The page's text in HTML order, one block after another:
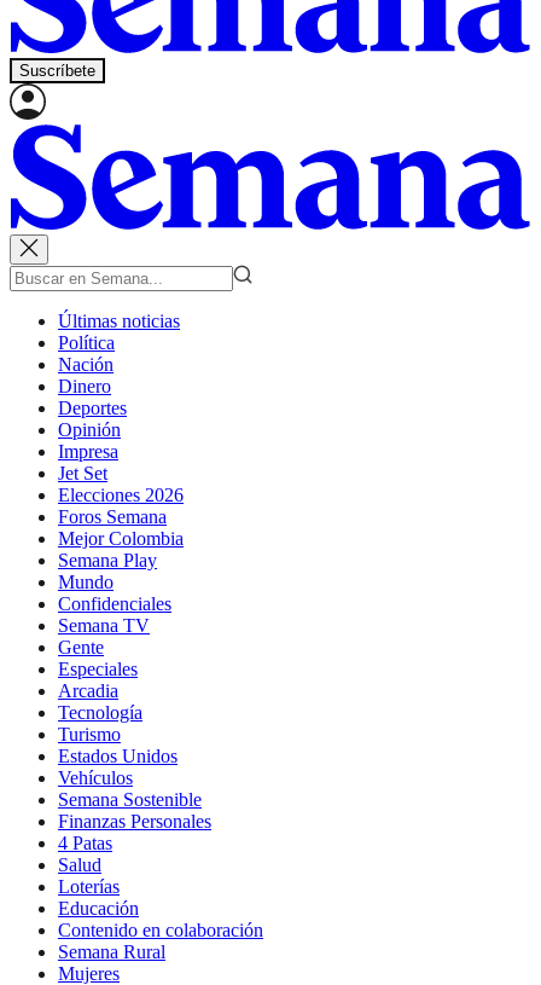
Suscríbete
Últimas noticias
Política
Nación
Dinero
Deportes
Opinión
Impresa
Jet Set
Elecciones 2026
Foros Semana
Mejor Colombia
Semana Play
Mundo
Confidenciales
Semana TV
Gente
Especiales
Arcadia
Tecnología
Turismo
Estados Unidos
Vehículos
Semana Sostenible
Finanzas Personales
4 Patas
Salud
Loterías
Educación
Contenido en colaboración
Semana Rural
Mujeres